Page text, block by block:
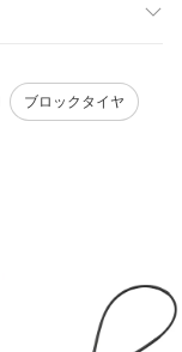
ブロックタイヤ